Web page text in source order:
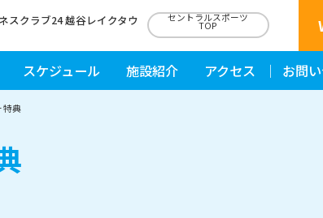
スクラブ24 越谷レイクタウ セントラルスポーツ
TOP
スケジュール 施設紹介 アクセス お問
特典